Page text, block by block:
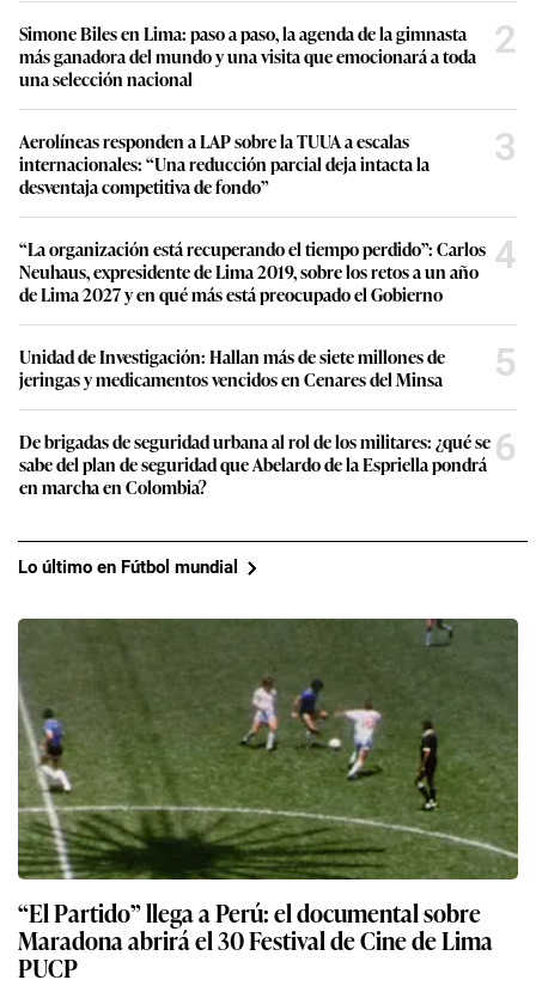
Simone Biles en Lima: paso a paso, la agenda de la gimnasta
más ganadora del mundo y una visita que emocionará a toda
una selección nacional
2
Aerolíneas responden a LAP sobre la TUUA a escalas
internacionales: “Una reducción parcial deja intacta la
desventaja competitiva de fondo”
3
“La organización está recuperando el tiempo perdido”: Carlos
Neuhaus, expresidente de Lima 2019, sobre los retos a un año
de Lima 2027 y en qué más está preocupado el Gobierno
4
Unidad de Investigación: Hallan más de siete millones de
jeringas y medicamentos vencidos en Cenares del Minsa
5
De brigadas de seguridad urbana al rol de los militares: ¿qué se
sabe del plan de seguridad que Abelardo de la Espriella pondrá
en marcha en Colombia?
6
Lo último en Fútbol mundial
“El Partido” llega a Perú: el documental sobre
Maradona abrirá el 30 Festival de Cine de Lima
PUCP